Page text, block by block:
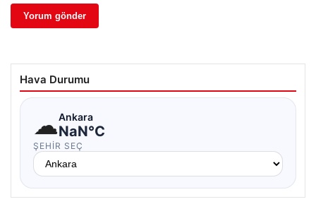
Hava Durumu
☁Ankara
NaN°C
ŞEHIR SEÇ